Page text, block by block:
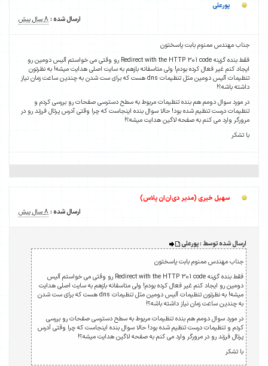
پورعلی
ارسال شده : 8 سال پیش
جناب مهندس ممنوم بابت پاسختون
فقط بنده گزینه Redirect with the HTTP 301 code رو وقتی می خواستم آلیس دومین رو
ایجاد کنم غیر فعال کرده بودم! ولی متاسفانه بازهم به سایت اصلی هدایت میشه! به نظرتون
تنظیمات آلیس دومین مثل تنظیمات dns هست که برای ست شدن به چندین ساعت زمان نیاز
داشته باشه؟!
در مورد سوال دومم هم بنده تنظیمات مربوط به سطح دسترسی صفحات رو بررسی کردم و
تنظیمات درست تنظیم شده بود! حالا سوال بنده اینجاست که چرا وقتی آدرس پرتال فرزند رو در
مرورگر وارد می کنم به صفحه لاگین هدایت میشه؟!
با تشکر
سهیل خیری (مدیر دی‌ان‌ان پلاس)
ارسال شده : 8 سال پیش
ارسال شده توسط : پورعلی
جناب مهندس ممنوم بابت پاسختون
فقط بنده گزینه Redirect with the HTTP 301 code رو وقتی می خواستم آلیس
دومین رو ایجاد کنم غیر فعال کرده بودم! ولی متاسفانه بازهم به سایت اصلی هدایت
میشه! به نظرتون تنظیمات آلیس دومین مثل تنظیمات dns هست که برای ست شدن
به چندین ساعت زمان نیاز داشته باشه؟!
در مورد سوال دومم هم بنده تنظیمات مربوط به سطح دسترسی صفحات رو بررسی
کردم و تنظیمات درست تنظیم شده بود! حالا سوال بنده اینجاست که چرا وقتی آدرس
پرتال فرزند رو در مرورگر وارد می کنم به صفحه لاگین هدایت میشه؟!
با تشکر